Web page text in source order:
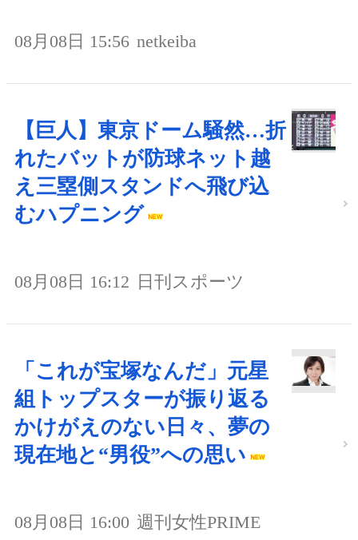
08月08日 15:56 netkeiba
【巨人】東京ドーム騒然…折
れたバットが防球ネット越
え三塁側スタンドへ飛び込
むハプニング
08月08日 16:12 日刊スポーツ
「これが宝塚なんだ」元星
組トップスターが振り返る
かけがえのない日々、夢の
現在地と“男役”への思い
08月08日 16:00 週刊女性PRIME